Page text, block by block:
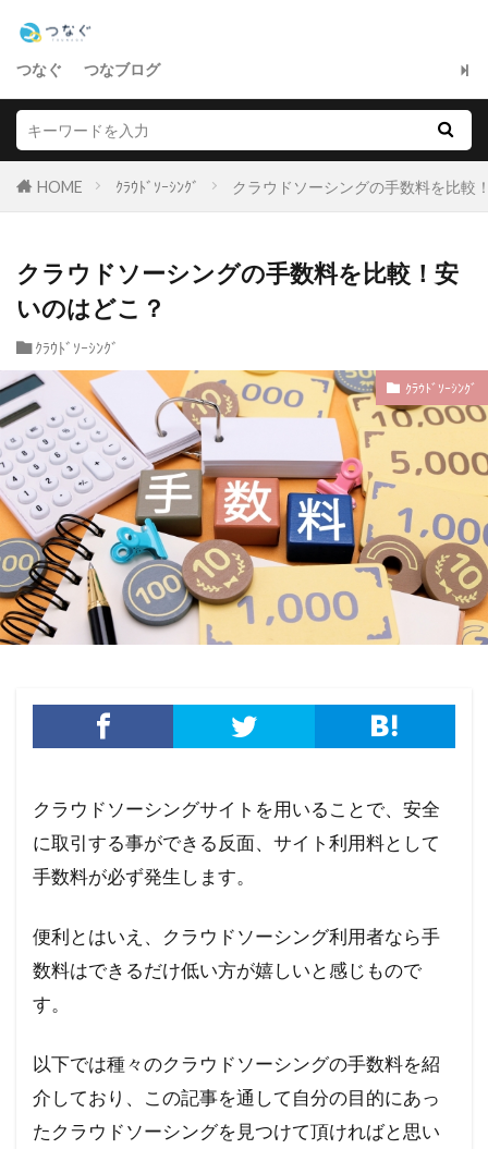
つなぐ つなブログ
HOME ｸﾗｳﾄﾞｿｰｼﾝｸﾞ クラウドソーシングの手数料を比較
クラウドソーシングの手数料を比較！安
いのはどこ？
ｸﾗｳﾄﾞｿｰｼﾝｸﾞ
ｸﾗｳﾄﾞｿｰｼﾝｸﾞ
クラウドソーシングサイトを用いることで、安全
に取引する事ができる反面、サイト利用料として
手数料が必ず発生します。
便利とはいえ、クラウドソーシング利用者なら手
数料はできるだけ低い方が嬉しいと感じもので
す。
以下では種々のクラウドソーシングの手数料を紹
介しており、この記事を通して自分の目的にあっ
たクラウドソーシングを見つけて頂ければと思い